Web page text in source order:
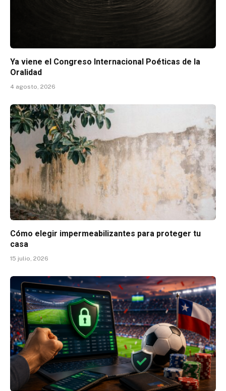
Ya viene el Congreso Internacional Poéticas de la
Oralidad
4 agosto, 2026
Cómo elegir impermeabilizantes para proteger tu
casa
15 julio, 2026